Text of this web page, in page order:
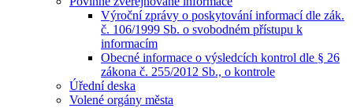
Výroční zprávy o poskytování informací dle zák.
č. 106/1999 Sb. o svobodném přístupu k
informacím
Obecné informace o výsledcích kontrol dle § 26
zákona č. 255/2012 Sb., o kontrole
Úřední deska
Volené orgány města